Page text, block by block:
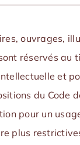
ouvrages,
réservés au
et
du Code
pour un
plus